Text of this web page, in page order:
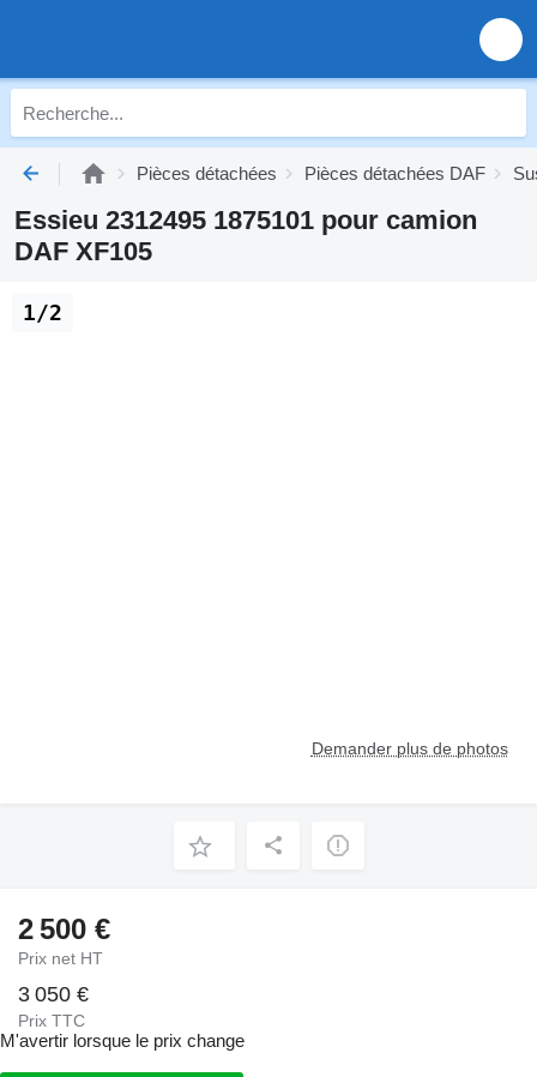
Pièces détachées Pièces détachées DAF
Essieu 2312495 1875101 pour camion
DAF XF105
Demander plus de photos
1/2
2 500 €
Prix net HT
3 050 €
Prix TTC
M'avertir lorsque le prix change